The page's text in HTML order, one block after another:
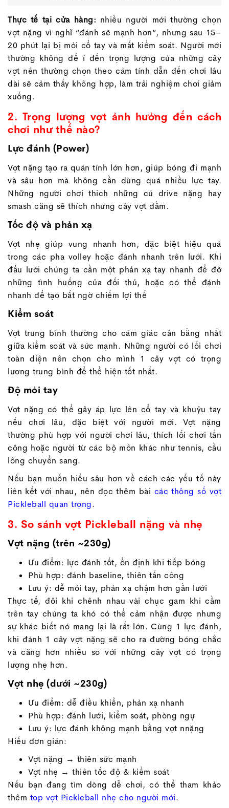
Thực tế tại cửa hàng: nhiều người mới thường chọn
vợt nặng vì nghĩ “đánh sẽ mạnh hơn”, nhưng sau 15–
20 phút lại bị mỏi cổ tay và mất kiểm soát. Người mới
thường không để í đến trọng lượng của những cây
vợt nên thường chọn theo cảm tính dẫn đến chơi lâu
dài sẽ cảm thấy không hợp, làm trải nghiệm chơi giảm
xuống.
2. Trọng lượng vợt ảnh hưởng đến cách
chơi như thế nào?
Lực đánh (Power)
Vợt nặng tạo ra quán tính lớn hơn, giúp bóng đi mạnh
và sâu hơn mà không cần dùng quá nhiều lực tay.
Những người chơi thich những cú drive nặng hay
smash căng sẽ thích nhưng cây vợt đầm.
Tốc độ và phản xạ
Vợt nhẹ giúp vung nhanh hơn, đặc biệt hiệu quả
trong các pha volley hoặc đánh nhanh trên lưới. Khi
đấu lưới chúng ta cần một phản xạ tay nhanh để đỡ
những tình huống của đối thủ, hoặc có thể đánh
nhanh để tạo bất ngờ chiếm lợi thế
Kiểm soát
Vợt trung bình thường cho cảm giác cân bằng nhất
giữa kiểm soát và sức mạnh. Những người có lối chơi
toàn diện nên chọn cho mình 1 cây vợt có trọng
lương trung bình để thể hiện tốt nhất.
Độ mỏi tay
Vợt nặng có thể gây áp lực lên cổ tay và khuỷu tay
nếu chơi lâu, đặc biệt với người mới. Vợt nặng
thường phù hợp với người chơi lâu, thích lối chơi tấn
công hoặc người từ các bộ môn khác như tennis, cầu
lông chuyển sang.
Nếu bạn muốn hiểu sâu hơn về cách các yếu tố này
liên kết với nhau, nên đọc thêm bài các thông số vợt
Pickleball quan trọng.
3. So sánh vợt Pickleball nặng và nhẹ
Vợt nặng (trên ~230g)
Ưu điểm: lực đánh tốt, ổn định khi tiếp bóng
Phù hợp: đánh baseline, thiên tấn công
Lưu ý: dễ mỏi tay, phản xạ chậm hơn gần lưới
Thực tế, đôi khi chênh nhau vài chục gam khi cầm
trên tay chúng ta khó có thể cảm nhận được nhưng
sự khác biết nó mang lại là rất lớn. Cùng 1 lực đánh,
khi đánh 1 cây vợt nặng sẽ cho ra đường bóng chắc
và căng hơn nhiều so với những cây vợt có trọng
lượng nhẹ hơn.
Vợt nhẹ (dưới ~230g)
Ưu điểm: dễ điều khiển, phản xạ nhanh
Phù hợp: đánh lưới, kiểm soát, phòng ngự
Lưu ý: lực đánh không mạnh bằng vợt nnặng
Hiểu đơn giản:
Vợt nặng → thiên sức mạnh
Vợt nhẹ → thiên tốc độ & kiểm soát
Nếu bạn đang tìm dòng dễ chơi, có thể tham khảo
thêm top vợt Pickleball nhẹ cho người mới.